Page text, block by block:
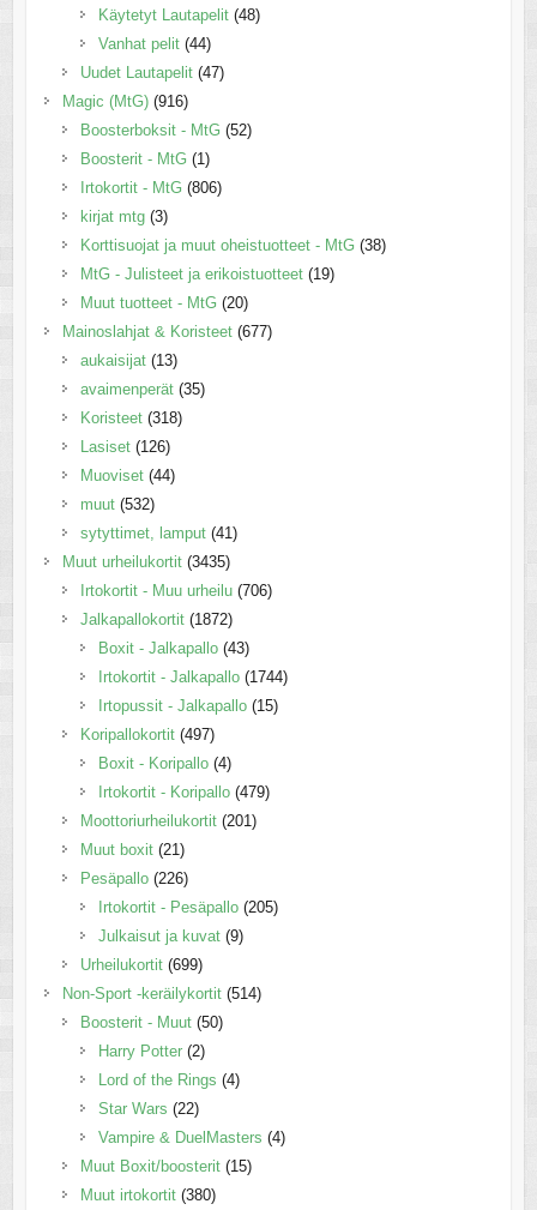
Käytetyt Lautapelit (48)
Vanhat pelit (44)
Uudet Lautapelit (47)
Magic (MtG) (916)
Boosterboksit - MtG (52)
Boosterit - MtG (1)
Irtokortit - MtG (806)
kirjat mtg (3)
Korttisuojat ja muut oheistuotteet - MtG (38)
MtG - Julisteet ja erikoistuotteet (19)
Muut tuotteet - MtG (20)
Mainoslahjat & Koristeet (677)
aukaisijat (13)
avaimenperät (35)
Koristeet (318)
Lasiset (126)
Muoviset (44)
muut (532)
sytyttimet, lamput (41)
Muut urheilukortit (3435)
Irtokortit - Muu urheilu (706)
Jalkapallokortit (1872)
Boxit - Jalkapallo (43)
Irtokortit - Jalkapallo (1744)
Irtopussit - Jalkapallo (15)
Koripallokortit (497)
Boxit - Koripallo (4)
Irtokortit - Koripallo (479)
Moottoriurheilukortit (201)
Muut boxit (21)
Pesäpallo (226)
Irtokortit - Pesäpallo (205)
Julkaisut ja kuvat (9)
Urheilukortit (699)
Non-Sport -keräilykortit (514)
Boosterit - Muut (50)
Harry Potter (2)
Lord of the Rings (4)
Star Wars (22)
Vampire & DuelMasters (4)
Muut Boxit/boosterit (15)
Muut irtokortit (380)